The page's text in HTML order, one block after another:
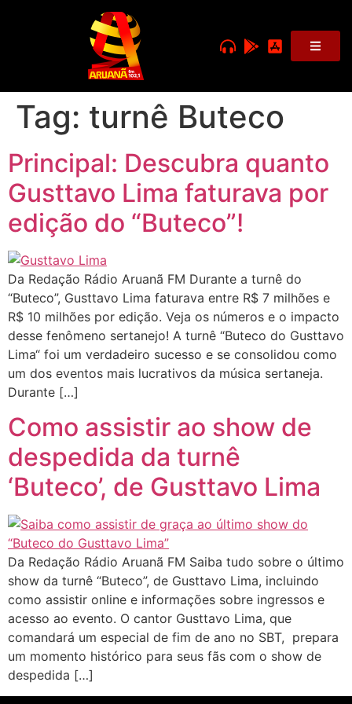
Tag: turnê Buteco
Principal: Descubra quanto
Gusttavo Lima faturava por
edição do “Buteco”!
Da Redação Rádio Aruanã FM Durante a turnê do
“Buteco”, Gusttavo Lima faturava entre R$ 7 milhões e
R$ 10 milhões por edição. Veja os números e o impacto
desse fenômeno sertanejo! A turnê “Buteco do Gusttavo
Lima“ foi um verdadeiro sucesso e se consolidou como
um dos eventos mais lucrativos da música sertaneja.
Durante […]
Como assistir ao show de
despedida da turnê
‘Buteco’, de Gusttavo Lima
Da Redação Rádio Aruanã FM Saiba tudo sobre o último
show da turnê “Buteco”, de Gusttavo Lima, incluindo
como assistir online e informações sobre ingressos e
acesso ao evento. O cantor Gusttavo Lima, que
comandará um especial de fim de ano no SBT, prepara
um momento histórico para seus fãs com o show de
despedida […]